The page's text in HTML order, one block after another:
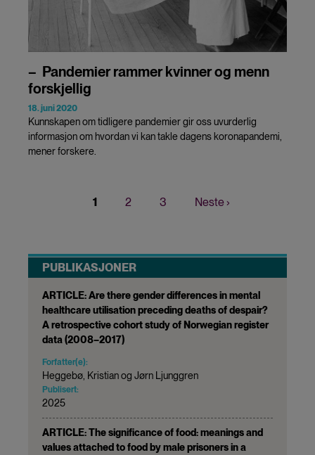
– Pandemier rammer kvinner og menn
forskjellig
18. juni 2020
Kunnskapen om tidligere pandemier gir oss uvurderlig
informasjon om hvordan vi kan takle dagens koronapandemi,
mener forskere.
Nåværende
1 Page
2 Page
3
Neste
Neste ›
PUBLIKASJONER
ARTICLE: Are there gender differences in mental
healthcare utilisation preceding deaths of despair?
A retrospective cohort study of Norwegian register
data (2008–2017)
Forfatter(e):
Heggebø, Kristian og Jørn Ljunggren
Publisert:
2025
ARTICLE: The significance of food: meanings and
values attached to food by male prisoners in a